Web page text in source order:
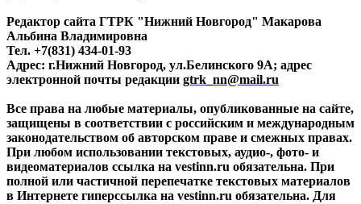
Редактор сайта ГТРК "Нижний Новгород" Макарова
Альбина Владимировна
Тел. +7(831) 434-01-93
Адрес: г.Нижний Новгород, ул.Белинского 9А; адрес
электронной почты редакции gtrk_nn@mail.ru
Все права на любые материалы, опубликованные на сайте,
защищены в соответствии с российским и международным
законодательством об авторском праве и смежных правах.
При любом использовании текстовых, аудио-, фото- и
видеоматериалов ссылка на vestinn.ru обязательна. При
полной или частичной перепечатке текстовых материалов
в Интернете гиперссылка на vestinn.ru обязательна. Для